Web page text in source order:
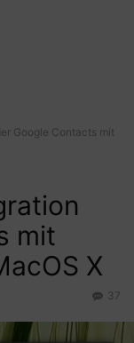
Google Contacts mit
mit
X
37